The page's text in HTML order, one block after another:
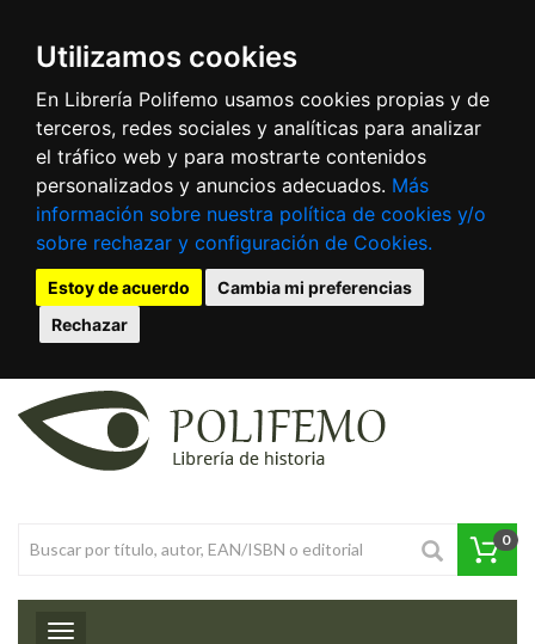
Utilizamos cookies
En Librería Polifemo usamos cookies propias y de
terceros, redes sociales y analíticas para analizar
el tráfico web y para mostrarte contenidos
personalizados y anuncios adecuados. Más
información sobre nuestra política de cookies y/o
sobre rechazar y configuración de Cookies.
Estoy de acuerdo
Cambia mi preferencias
Rechazar
0
Toggle navigation